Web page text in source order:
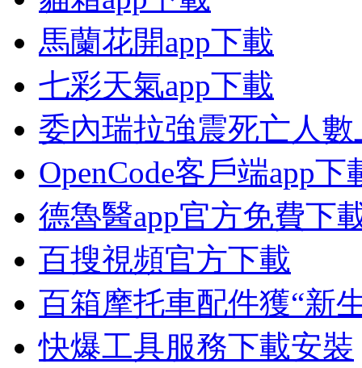
馬蘭花開app下載
七彩天氣app下載
委內瑞拉強震死亡人數
OpenCode客戶端app下
德魯醫app官方免費下
百搜視頻官方下載
百箱摩托車配件獲“新
快爆工具服務下載安裝